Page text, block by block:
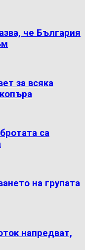
че България
за всяка
са
на групата
напредват,